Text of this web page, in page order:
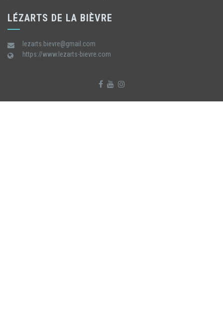
LÉZARTS DE LA BIÈVRE
lezarts.bievre@gmail.com
https://www.lezarts-bievre.com